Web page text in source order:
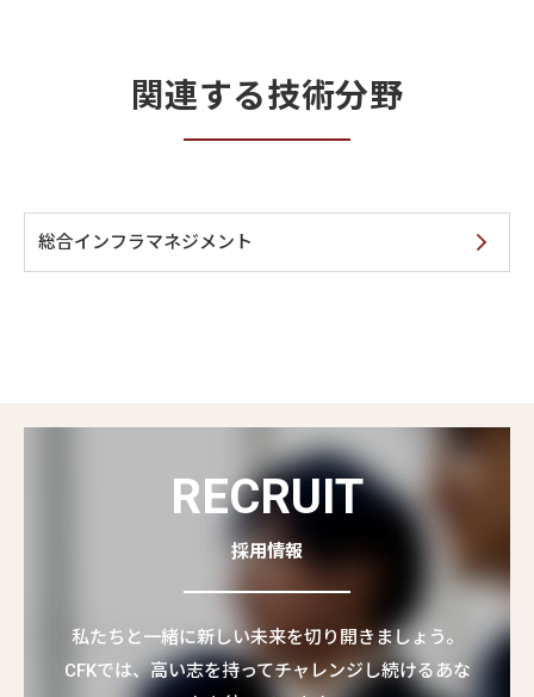
関連する技術分野
総合インフラマネジメント
RECRUIT
採用情報
私たちと一緒に新しい未来を切り開きましょう。
CFKでは、高い志を持ってチャレンジし続けるあな